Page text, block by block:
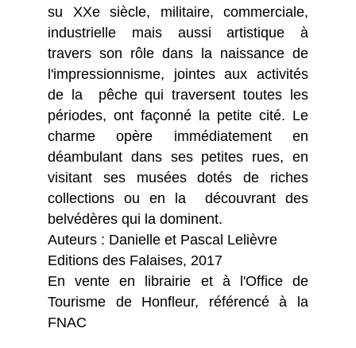
su XXe siècle, militaire, commerciale,
industrielle mais aussi artistique à
travers son rôle dans la naissance de
l'impressionnisme, jointes aux activités
de la pêche qui traversent toutes les
périodes, ont façonné la petite cité. Le
charme opère immédiatement en
déambulant dans ses petites rues, en
visitant ses musées dotés de riches
collections ou en la découvrant des
belvédères qui la dominent.
Auteurs : Danielle et Pascal Lelièvre
Editions des Falaises, 2017
En vente en librairie et à l'Office de
Tourisme de Honfleur, référencé à la
FNAC